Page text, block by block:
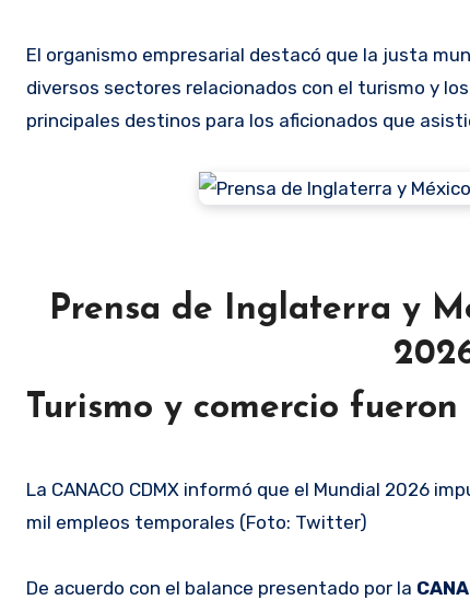
El organismo empresarial destacó que la justa
diversos sectores relacionados con el turismo y
principales destinos para los aficionados que
Prensa de Inglaterra y
Turismo y comercio
La CANACO CDMX informó que el Mundial 2026
mil empleos temporales (Foto: Twitter)
De acuerdo con el balance presentado por la